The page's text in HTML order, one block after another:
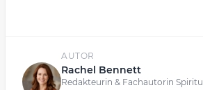
AUTOR
Rachel Bennett
Redakteurin & Fachautorin